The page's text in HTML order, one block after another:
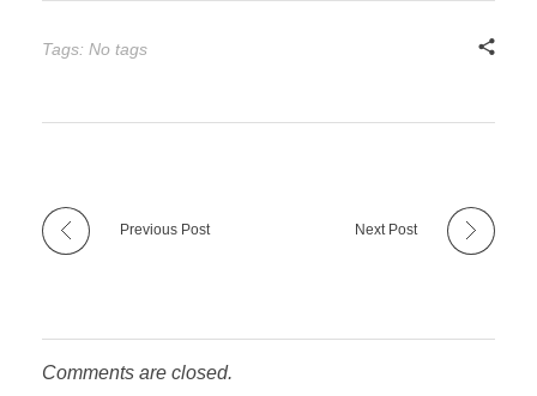
Tags: No tags
Previous Post Next Post
Comments are closed.